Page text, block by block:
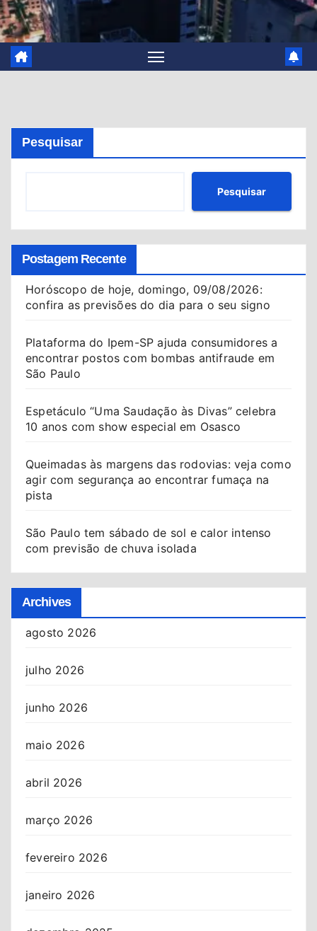
Pesquisar
Pesquisar
Postagem Recente
Horóscopo de hoje, domingo, 09/08/2026:
confira as previsões do dia para o seu signo
Plataforma do Ipem-SP ajuda consumidores a
encontrar postos com bombas antifraude em
São Paulo
Espetáculo “Uma Saudação às Divas” celebra
10 anos com show especial em Osasco
Queimadas às margens das rodovias: veja como
agir com segurança ao encontrar fumaça na
pista
São Paulo tem sábado de sol e calor intenso
com previsão de chuva isolada
Archives
agosto 2026
julho 2026
junho 2026
maio 2026
abril 2026
março 2026
fevereiro 2026
janeiro 2026